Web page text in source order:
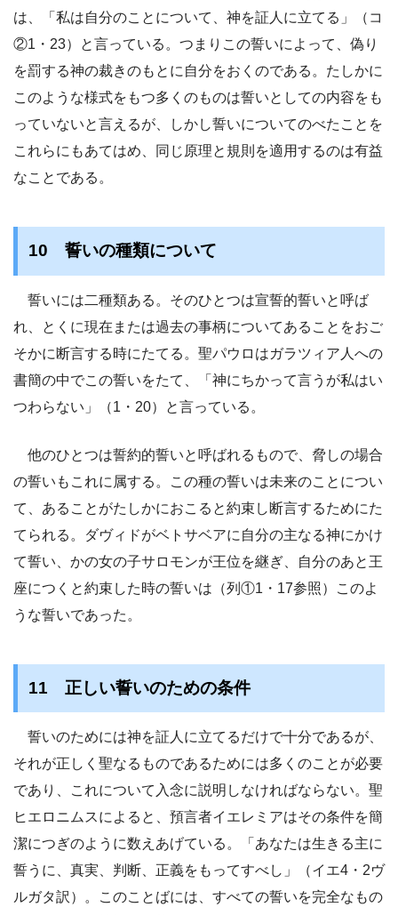
は、「私は自分のことについて、神を証人に立てる」（コ
②1・23）と言っている。つまりこの誓いによって、偽り
を罰する神の裁きのもとに自分をおくのである。たしかに
このような様式をもつ多くのものは誓いとしての内容をも
っていないと言えるが、しかし誓いについてのべたことを
これらにもあてはめ、同じ原理と規則を適用するのは有益
なことである。
10 誓いの種類について
誓いには二種類ある。そのひとつは宣誓的誓いと呼ば
れ、とくに現在または過去の事柄についてあることをおご
そかに断言する時にたてる。聖パウロはガラツィア人への
書簡の中でこの誓いをたて、「神にちかって言うが私はい
つわらない」（1・20）と言っている。
他のひとつは誓約的誓いと呼ばれるもので、脅しの場合
の誓いもこれに属する。この種の誓いは未来のことについ
て、あることがたしかにおこると約束し断言するためにた
てられる。ダヴィドがベトサベアに自分の主なる神にかけ
て誓い、かの女の子サロモンが王位を継ぎ、自分のあと王
座につくと約束した時の誓いは（列①1・17参照）このよ
うな誓いであった。
11 正しい誓いのための条件
誓いのためには神を証人に立てるだけで十分であるが、
それが正しく聖なるものであるためには多くのことが必要
であり、これについて入念に説明しなければならない。聖
ヒエロニムスによると、預言者イエレミアはその条件を簡
潔につぎのように数えあげている。「あなたは生きる主に
誓うに、真実、判断、正義をもってすべし」（イエ4・2ヴ
ルガタ訳）。このことばには、すべての誓いを完全なもの